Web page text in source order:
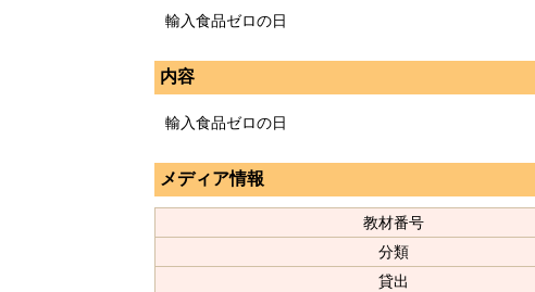
輸入食品ゼロの日
内容
輸入食品ゼロの日
メディア情報
教材番号
分類
貸出